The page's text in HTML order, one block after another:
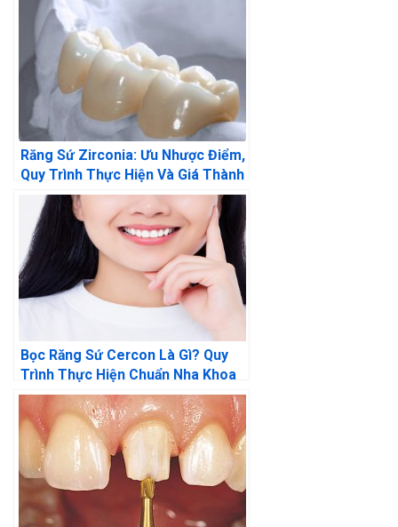
Răng Sứ Zirconia: Ưu Nhược Điểm,
Quy Trình Thực Hiện Và Giá Thành
Bọc Răng Sứ Cercon Là Gì? Quy
Trình Thực Hiện Chuẩn Nha Khoa